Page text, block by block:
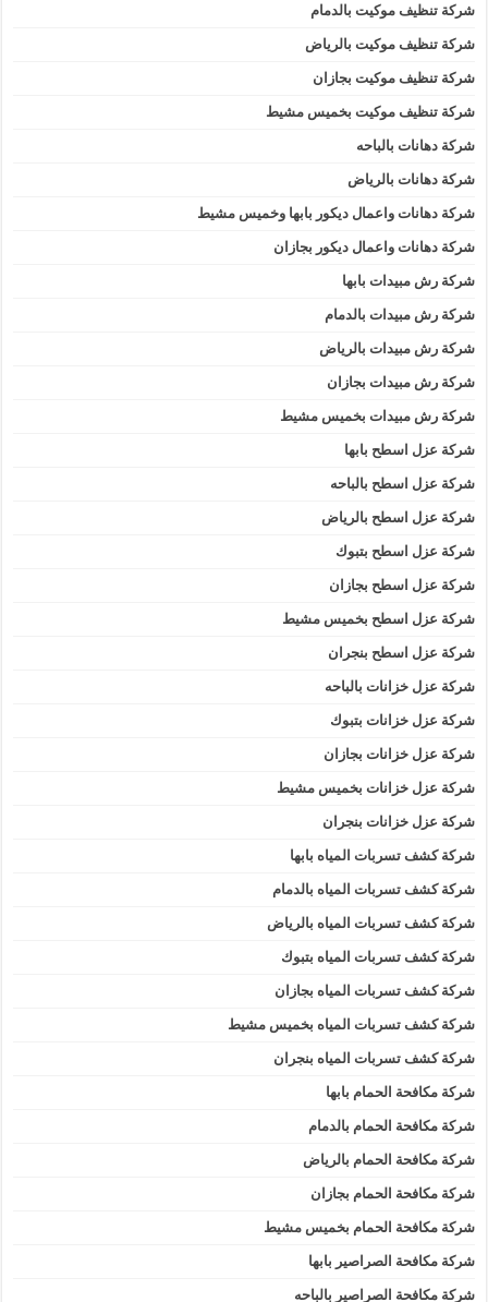
شركة تنظيف موكيت بالدمام
شركة تنظيف موكيت بالرياض
شركة تنظيف موكيت بجازان
شركة تنظيف موكيت بخميس مشيط
شركة دهانات بالباحه
شركة دهانات بالرياض
شركة دهانات واعمال ديكور بابها وخميس مشيط
شركة دهانات واعمال ديكور بجازان
شركة رش مبيدات بابها
شركة رش مبيدات بالدمام
شركة رش مبيدات بالرياض
شركة رش مبيدات بجازان
شركة رش مبيدات بخميس مشيط
شركة عزل اسطح بابها
شركة عزل اسطح بالباحه
شركة عزل اسطح بالرياض
شركة عزل اسطح بتبوك
شركة عزل اسطح بجازان
شركة عزل اسطح بخميس مشيط
شركة عزل اسطح بنجران
شركة عزل خزانات بالباحه
شركة عزل خزانات بتبوك
شركة عزل خزانات بجازان
شركة عزل خزانات بخميس مشيط
شركة عزل خزانات بنجران
شركة كشف تسربات المياه بابها
شركة كشف تسربات المياه بالدمام
شركة كشف تسربات المياه بالرياض
شركة كشف تسربات المياه بتبوك
شركة كشف تسربات المياه بجازان
شركة كشف تسربات المياه بخميس مشيط
شركة كشف تسربات المياه بنجران
شركة مكافحة الحمام بابها
شركة مكافحة الحمام بالدمام
شركة مكافحة الحمام بالرياض
شركة مكافحة الحمام بجازان
شركة مكافحة الحمام بخميس مشيط
شركة مكافحة الصراصير بابها
شركة مكافحة الصراصير بالباحه